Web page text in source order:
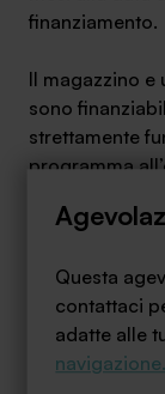
finanziamento.
Il magazzino e
sono
strettamente
programma
delle spese di
50% del
È consentita
singole voci
fermo
Questa
contattaci
adatte alle
navigazione.